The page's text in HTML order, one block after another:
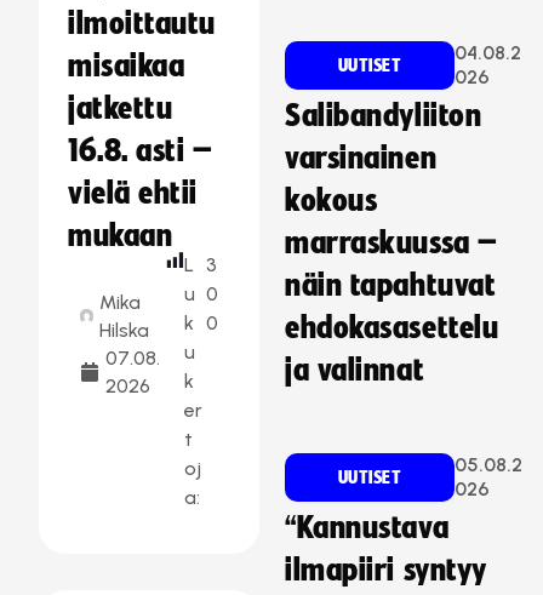
ilmoittautu
misaikaa
jatkettu
16.8. asti –
vielä ehtii
mukaan
Mika
Hilska
07.08.
2026
L
u
k
u
k
er
t
oj
a:
3
0
0
UUTISET
04.08.2
026
Salibandyliiton
varsinainen
kokous
marraskuussa –
näin tapahtuvat
ehdokasasettelu
ja valinnat
UUTISET
05.08.2
026
“Kannustava
ilmapiiri syntyy